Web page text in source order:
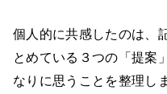
個人的に共感したのは、
とめている３つの「提案
なりに思うことを整理し